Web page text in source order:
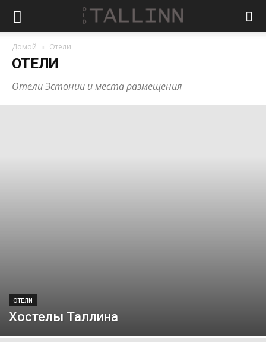
Домой Отели
ОТЕЛИ
Отели Эстонии и места размещения
ОТЕЛИ
Хостелы Таллина